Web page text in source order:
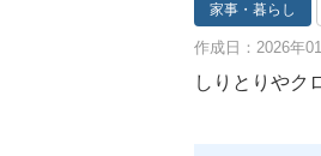
家事・暮らし
作成日：2026年
しりとりやク